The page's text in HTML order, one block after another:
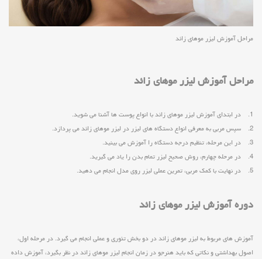
مراحل آموزش لیزر موهای زائد
مراحل آموزش لیزر موهای زائد
1. در ابتدای آموزش لیزر موهای زائد با انواع پوست ها آشنا می شوید.
2. سپس مربی به معرفی انواع دستگاه های لیزر در لیزر موهای زائد می پردازد.
3. در این مرحله، تنظیم درجه دستگاه را آموزش می بینید.
4. در مرحله چهارم، روش صحیح لیزر تمام بدن را یاد می گیرید.
5. در نهایت با کمک مربی، تمرین عملی لیزر روی مدل انجام می دهید.
دوره آموزش لیزر موهای زائد
آموزش های مربوط به لیزر موهای زائد در دو بخش تئوری و عملی انجام می گیرد. در مرحله اول،
اصول بهداشتی و نکاتی که باید هنرجو در زمان انجام لیزر موهای زائد در نظر بگیرد، آموزش داده